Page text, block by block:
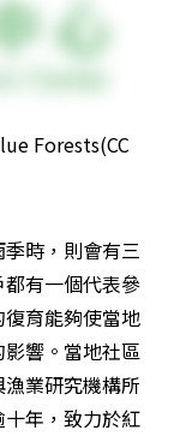
Forests(CC
時，則會有三
有一個代表參
育能夠使當地
響。當地社區
業研究機構所
年，致力於紅